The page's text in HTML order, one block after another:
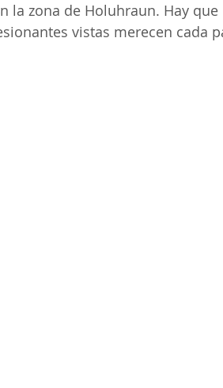
la zona de Holuhraun. Hay
vistas merecen cada